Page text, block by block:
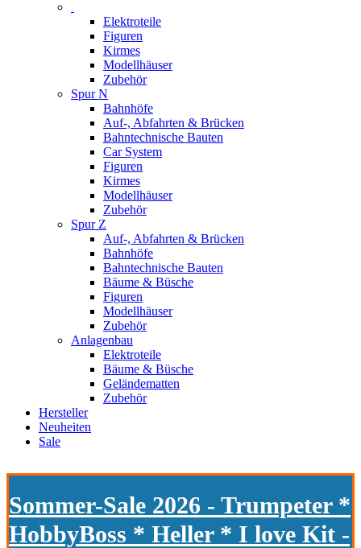
Elektroteile
Figuren
Kirmes
Modellhäuser
Zubehör
Spur N
Bahnhöfe
Auf-, Abfahrten & Brücken
Bahntechnische Bauten
Car System
Figuren
Kirmes
Modellhäuser
Zubehör
Spur Z
Auf-, Abfahrten & Brücken
Bahnhöfe
Bahntechnische Bauten
Bäume & Büsche
Figuren
Modellhäuser
Zubehör
Anlagenbau
Elektroteile
Bäume & Büsche
Geländematten
Zubehör
Hersteller
Neuheiten
Sale
Sommer-Sale 2026 - Trumpeter *
HobbyBoss * Heller * I love Kit -